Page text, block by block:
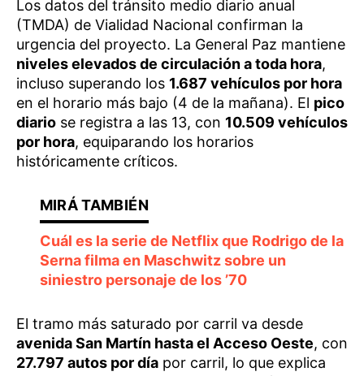
Los datos del tránsito medio diario anual
(TMDA) de Vialidad Nacional confirman la
urgencia del proyecto. La General Paz mantiene
niveles elevados de circulación a toda hora,
incluso superando los 1.687 vehículos por hora
en el horario más bajo (4 de la mañana). El pico
diario se registra a las 13, con 10.509 vehículos
por hora, equiparando los horarios
históricamente críticos.
Cuál es la serie de Netflix que Rodrigo de la
Serna filma en Maschwitz sobre un
siniestro personaje de los ’70
El tramo más saturado por carril va desde
avenida San Martín hasta el Acceso Oeste, con
27.797 autos por día por carril, lo que explica